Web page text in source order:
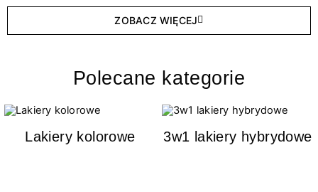
ZOBACZ WIĘCEJ
Polecane kategorie
Lakiery kolorowe 3w1 lakiery hybrydowe